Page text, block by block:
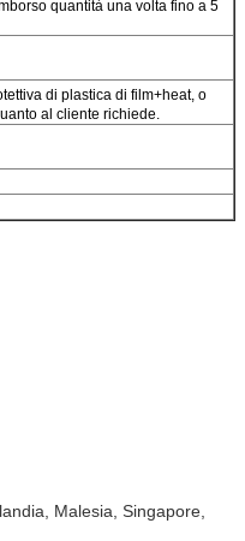
quantità una volta fino a 5
di plastica di film+heat, o
al cliente richiede.
Malesia, Singapore,